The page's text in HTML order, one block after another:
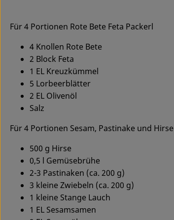
Für 4 Portionen Rote Bete Feta Packerl
4 Knollen Rote Bete
2 Block Feta
1 EL Kreuzkümmel
5 Lorbeerblätter
2 EL Olivenöl
Salz
Für 4 Portionen Sesam, Pastinake und Hirse
500 g Hirse
0,5 l Gemüsebrühe
2-3 Pastinaken (ca. 200 g)
3 kleine Zwiebeln (ca. 200 g)
1 kleine Stange Lauch
1 EL Sesamsamen